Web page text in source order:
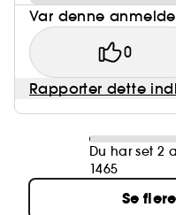
Var denne
0
Rapporter dette
Du har set 2
1465
Se